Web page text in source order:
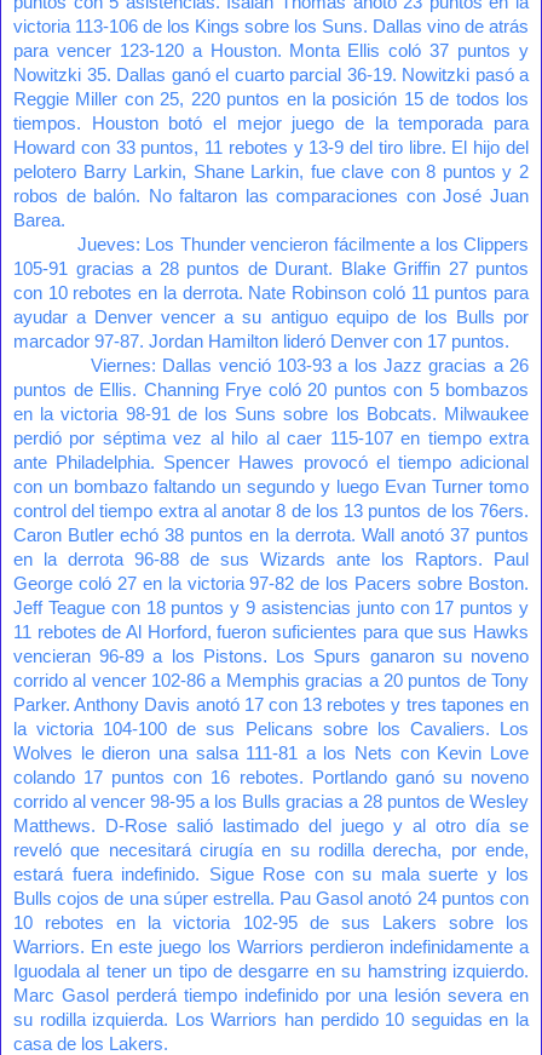
victoria 113-106 de los Kings sobre los Suns. Dallas vino de atrás
para vencer 123-120 a Houston. Monta Ellis coló 37 puntos y
Nowitzki 35. Dallas ganó el cuarto parcial 36-19. Nowitzki pasó a
Reggie Miller con 25, 220 puntos en la posición 15 de todos los
tiempos. Houston botó el mejor juego de la temporada para
Howard con 33 puntos, 11 rebotes y 13-9 del tiro libre. El hijo del
pelotero Barry Larkin, Shane Larkin, fue clave con 8 puntos y 2
robos de balón. No faltaron las comparaciones con José Juan
Barea.
Jueves: Los Thunder vencieron fácilmente a los Clippers
105-91 gracias a 28 puntos de Durant. Blake Griffin 27 puntos
con 10 rebotes en la derrota. Nate Robinson coló 11 puntos para
ayudar a Denver vencer a su antiguo equipo de los Bulls por
marcador 97-87. Jordan Hamilton lideró Denver con 17 puntos.
Viernes: Dallas venció 103-93 a los Jazz gracias a 26
puntos de Ellis. Channing Frye coló 20 puntos con 5 bombazos
en la victoria 98-91 de los Suns sobre los Bobcats. Milwaukee
perdió por séptima vez al hilo al caer 115-107 en tiempo extra
ante Philadelphia. Spencer Hawes provocó el tiempo adicional
con un bombazo faltando un segundo y luego Evan Turner tomo
control del tiempo extra al anotar 8 de los 13 puntos de los 76ers.
Caron Butler echó 38 puntos en la derrota. Wall anotó 37 puntos
en la derrota 96-88 de sus Wizards ante los Raptors. Paul
George coló 27 en la victoria 97-82 de los Pacers sobre Boston.
Jeff Teague con 18 puntos y 9 asistencias junto con 17 puntos y
11 rebotes de Al Horford, fueron suficientes para que sus Hawks
vencieran 96-89 a los Pistons.
Los Spurs ganaron su noveno
corrido al vencer 102-86 a Memphis gracias a 20 puntos de Tony
Parker. Anthony Davis anotó 17 con 13 rebotes y tres tapones en
la victoria 104-100 de sus Pelicans sobre los Cavaliers. Los
Wolves le dieron una salsa 111-81 a los Nets con Kevin Love
colando 17 puntos con 16 rebotes. Portlando ganó su noveno
corrido al vencer 98-95 a los Bulls gracias a 28 puntos de Wesley
Matthews. D-Rose salió lastimado del juego y al otro día se
reveló que necesitará cirugía en su rodilla derecha, por ende,
estará fuera indefinido. Sigue Rose con su mala suerte y los
Bulls cojos de una súper estrella. Pau Gasol anotó 24 puntos con
10 rebotes en la victoria 102-95 de sus Lakers sobre los
Warriors. En este juego los Warriors perdieron indefinidamente a
Iguodala al tener un tipo de desgarre en su hamstring izquierdo.
Marc Gasol perderá tiempo indefinido por una lesión severa en
su rodilla izquierda. Los Warriors han perdido 10 seguidas en la
casa de los Lakers.